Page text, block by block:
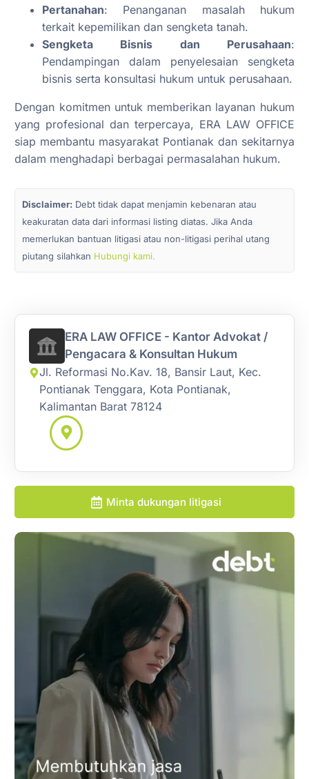
Pertanahan: Penanganan masalah hukum
terkait kepemilikan dan sengketa tanah.
Sengketa Bisnis dan Perusahaan:
Pendampingan dalam penyelesaian sengketa
bisnis serta konsultasi hukum untuk perusahaan.
Dengan komitmen untuk memberikan layanan hukum
yang profesional dan terpercaya, ERA LAW OFFICE
siap membantu masyarakat Pontianak dan sekitarnya
dalam menghadapi berbagai permasalahan hukum.
Disclaimer: Debt tidak dapat menjamin kebenaran atau
keakuratan data dari informasi listing diatas. Jika Anda
memerlukan bantuan litigasi atau non-litigasi perihal utang
piutang silahkan Hubungi kami.
ERA LAW OFFICE - Kantor Advokat /
Pengacara & Konsultan Hukum
Jl. Reformasi No.Kav. 18, Bansir Laut, Kec.
Pontianak Tenggara, Kota Pontianak,
Kalimantan Barat 78124
Minta dukungan litigasi